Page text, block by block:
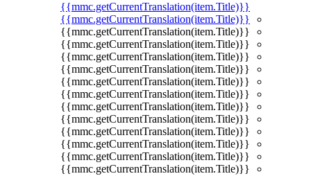
{{mmc.getCurrentTranslation(item.Title)}}
{{mmc.getCurrentTranslation(item.Title)}}
{{mmc.getCurrentTranslation(item.Title)}}
{{mmc.getCurrentTranslation(item.Title)}}
{{mmc.getCurrentTranslation(item.Title)}}
{{mmc.getCurrentTranslation(item.Title)}}
{{mmc.getCurrentTranslation(item.Title)}}
{{mmc.getCurrentTranslation(item.Title)}}
{{mmc.getCurrentTranslation(item.Title)}}
{{mmc.getCurrentTranslation(item.Title)}}
{{mmc.getCurrentTranslation(item.Title)}}
{{mmc.getCurrentTranslation(item.Title)}}
{{mmc.getCurrentTranslation(item.Title)}}
{{mmc.getCurrentTranslation(item.Title)}}